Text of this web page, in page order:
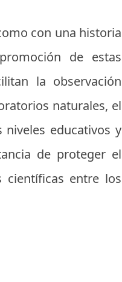
con una historia
de estas
la observación
naturales, el
educativos y
de proteger el
entre los